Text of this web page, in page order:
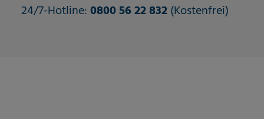
24/7-Hotline:0800 56 22 832(Kostenfrei)